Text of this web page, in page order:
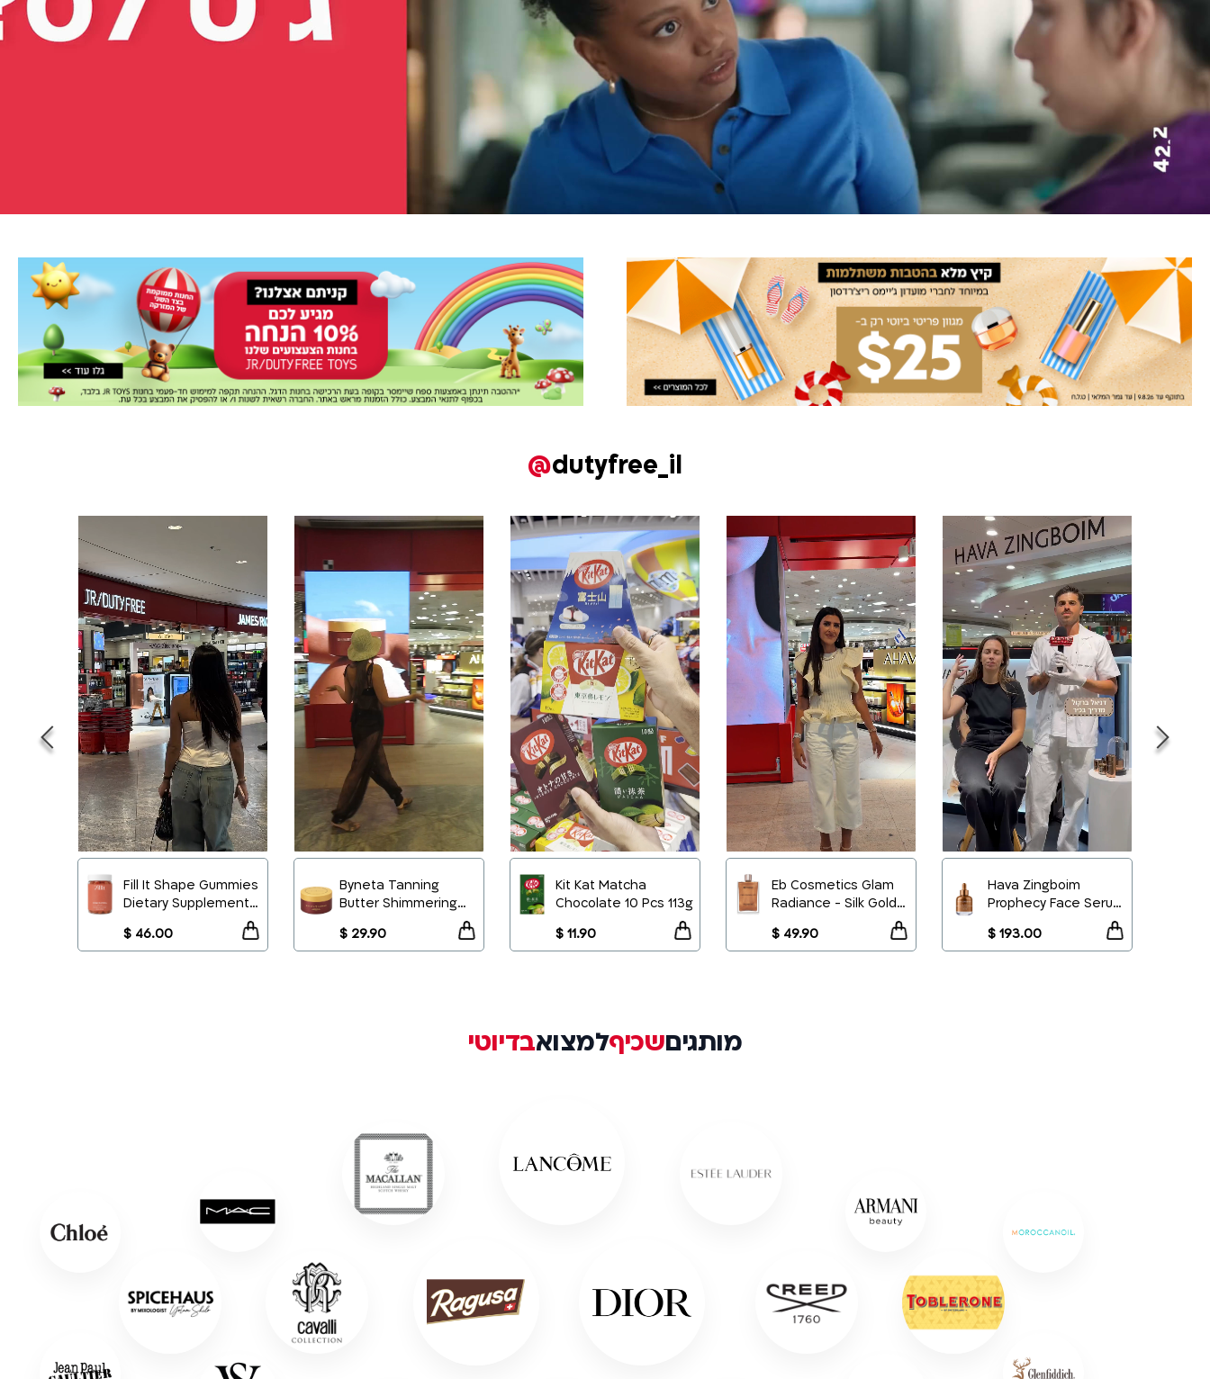
@dutyfree_il
Fill It Shape Gummies
Dietary Supplement
+
Byneta Tanning
Butter Shimmering
$ 29.90 +
Kit Kat Matcha
Chocolate 10 Pcs 113g
+
Eb Cosmetics Glam
Radiance - Silk Gold
$ 49.90 +
Hava Zingboim
Prophecy Face Serum
$ 193.00 +
מותגיםשכיףלמצואבדיוטי